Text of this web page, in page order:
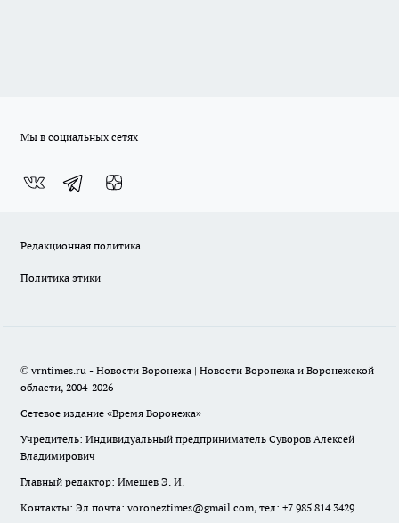
Мы в социальных сетях
Редакционная политика
Политика этики
© vrntimes.ru - Новости Воронежа | Новости Воронежа и Воронежской
области, 2004-2026
Сетевое издание «Время Воронежа»
Учредитель: Индивидуальный предприниматель Суворов Алексей
Владимирович
Главный редактор: Имешев Э. И.
Контакты: Эл.почта: voroneztimes@gmail.com, тел: +7 985 814 3429